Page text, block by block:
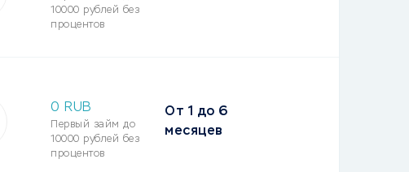
10000 рублей без
процентов
0 RUB
Первый займ до
10000 рублей без
процентов
От 1 до 6
месяцев